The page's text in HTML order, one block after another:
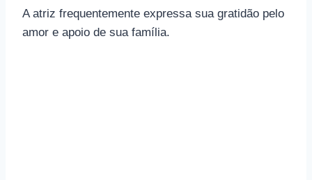
A atriz frequentemente expressa sua gratidão pelo
amor e apoio de sua família.